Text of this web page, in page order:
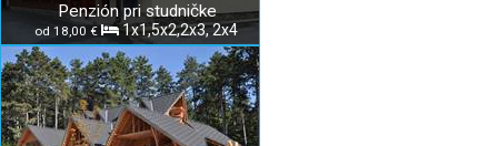
Penzión pri studničke
od 18,00 € 1x1,5x2,2x3, 2x4